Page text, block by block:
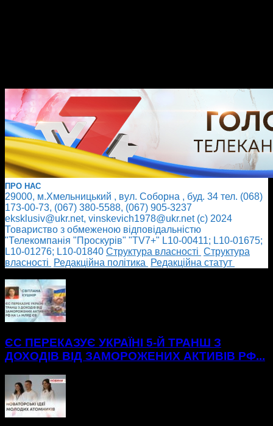
ПРО НАС
29000, м.Хмельницький , вул. Соборна , буд. 34 тел. (068)
173-00-73, (067) 380-5588, (067) 905-3237
eksklusiv@ukr.net, vinskevich1978@ukr.net (с) 2024
Товариство з обмеженою відповідальністю
"Телекомпанія "Проскурів" "TV7+" L10-00411; L10-01675;
L10-01276; L10-01840 Cтруктура власності Cтруктура
власності
Редакційна політика
Редакційна статут
ЄС ПЕРЕКАЗУЄ УКРАЇНІ 5-Й ТРАНШ З
ДОХОДІВ ВІД ЗАМОРОЖЕНИХ АКТИВІВ РФ...